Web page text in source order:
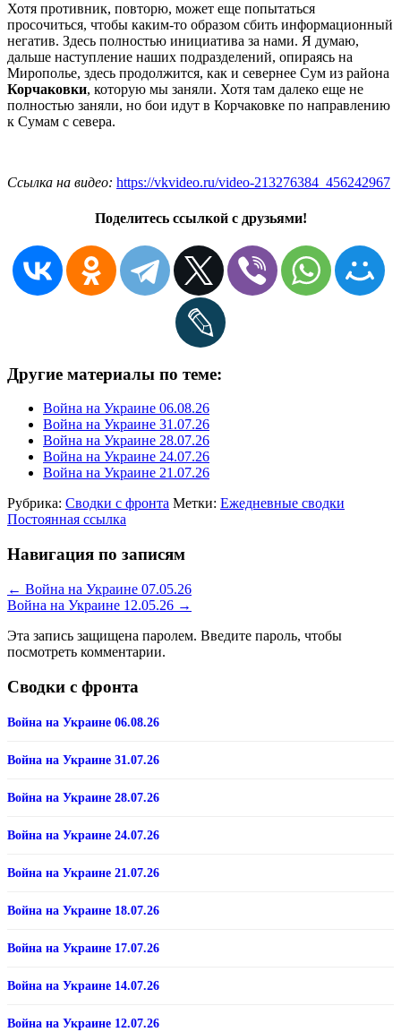
Хотя противник, повторю, может еще попытаться
просочиться, чтобы каким-то образом сбить информационный
негатив. Здесь полностью инициатива за нами. Я думаю,
дальше наступление наших подразделений, опираясь на
Мирополье, здесь продолжится, как и севернее Сум из района
Корчаковки, которую мы заняли. Хотя там далеко еще не
полностью заняли, но бои идут в Корчаковке по направлению
к Сумам с севера.
Ссылка на видео: https://vkvideo.ru/video-213276384_456242967
Поделитесь ссылкой с друзьями!
Другие материалы по теме:
Война на Украине 06.08.26
Война на Украине 31.07.26
Война на Украине 28.07.26
Война на Украине 24.07.26
Война на Украине 21.07.26
Рубрика: Сводки с фронта Метки: Ежедневные сводки
Постоянная ссылка
Навигация по записям
← Война на Украине 07.05.26
Война на Украине 12.05.26 →
Эта запись защищена паролем. Введите пароль, чтобы
посмотреть комментарии.
Сводки с фронта
Война на Украине 06.08.26
Война на Украине 31.07.26
Война на Украине 28.07.26
Война на Украине 24.07.26
Война на Украине 21.07.26
Война на Украине 18.07.26
Война на Украине 17.07.26
Война на Украине 14.07.26
Война на Украине 12.07.26